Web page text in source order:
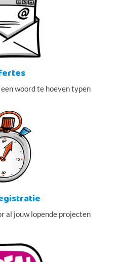
woord te hoeven typen
al jouw lopende projecten